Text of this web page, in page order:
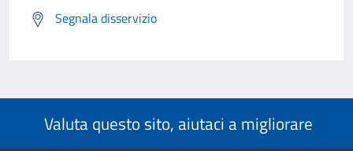
Segnala disservizio
Valuta questo sito, aiutaci a migliorare